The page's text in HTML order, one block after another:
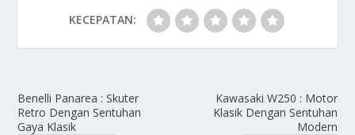
KECEPATAN:
Benelli Panarea : Skuter
Retro Dengan Sentuhan
Gaya Klasik
Kawasaki W250 : Motor
Klasik Dengan Sentuhan
Modern